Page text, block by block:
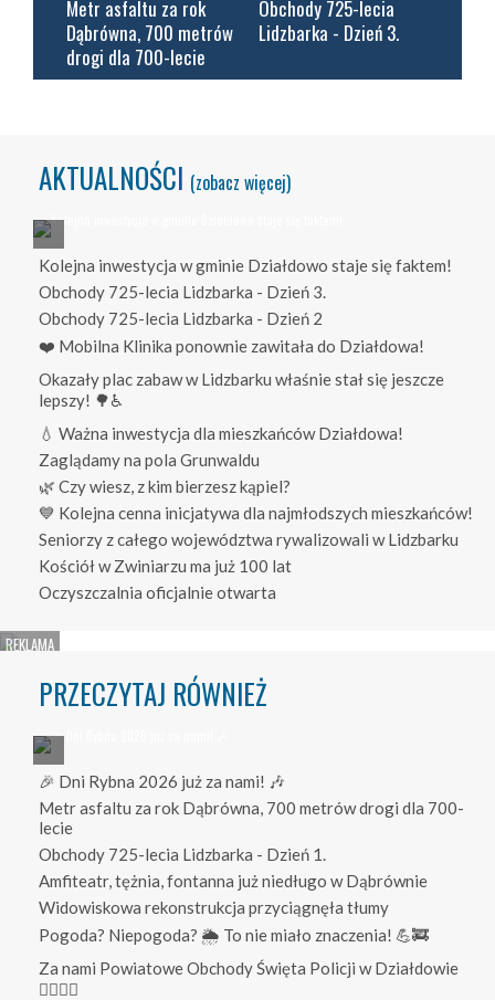
Metr asfaltu za rok
Dąbrówna, 700 metrów
drogi dla 700-lecie
Obchody 725-lecia
Lidzbarka - Dzień 3.
AKTUALNOŚCI (zobacz więcej)
Kolejna inwestycja w gminie Działdowo staje się faktem!
Obchody 725-lecia Lidzbarka - Dzień 3.
Obchody 725-lecia Lidzbarka - Dzień 2
❤️ Mobilna Klinika ponownie zawitała do Działdowa!
Okazały plac zabaw w Lidzbarku właśnie stał się jeszcze
lepszy! 🌳♿
💧 Ważna inwestycja dla mieszkańców Działdowa!
Zaglądamy na pola Grunwaldu
🌿 Czy wiesz, z kim bierzesz kąpiel?
💙 Kolejna cenna inicjatywa dla najmłodszych mieszkańców!
Seniorzy z całego województwa rywalizowali w Lidzbarku
Kościół w Zwiniarzu ma już 100 lat
Oczyszczalnia oficjalnie otwarta
PRZECZYTAJ RÓWNIEŻ
🎉 Dni Rybna 2026 już za nami! 🎶
Metr asfaltu za rok Dąbrówna, 700 metrów drogi dla 700-
lecie
Obchody 725-lecia Lidzbarka - Dzień 1.
Amfiteatr, tężnia, fontanna już niedługo w Dąbrównie
Widowiskowa rekonstrukcja przyciągnęła tłumy
Pogoda? Niepogoda? 🌦️ To nie miało znaczenia! 💪🚒
Za nami Powiatowe Obchody Święta Policji w Działdowie
👮‍♀️👮‍♂️